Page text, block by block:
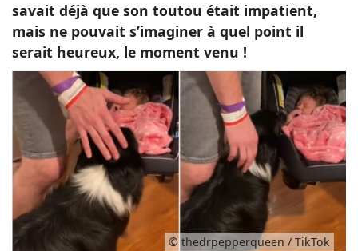
savait déjà que son toutou était impatient,
mais ne pouvait s’imaginer à quel point il
serait heureux, le moment venu !
© thedrpepperqueen / TikTok